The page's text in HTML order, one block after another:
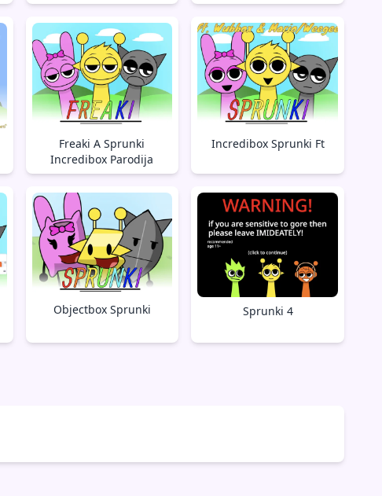
Freaki A Sprunki
Incredibox Parodija
Incredibox Sprunki Ft
Objectbox Sprunki Sprunki 4